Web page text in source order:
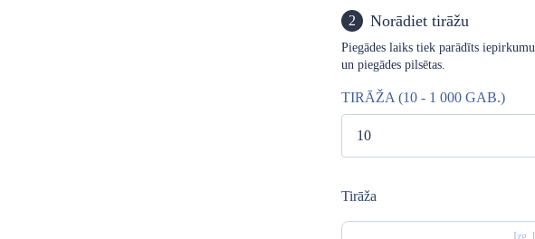
2 Norādiet tirāžu
Piegādes laiks tiek parādīts
un piegādes pilsētas.
TIRĀŽA (10 - 1 000 GAB.)
Tirāža
Izg.